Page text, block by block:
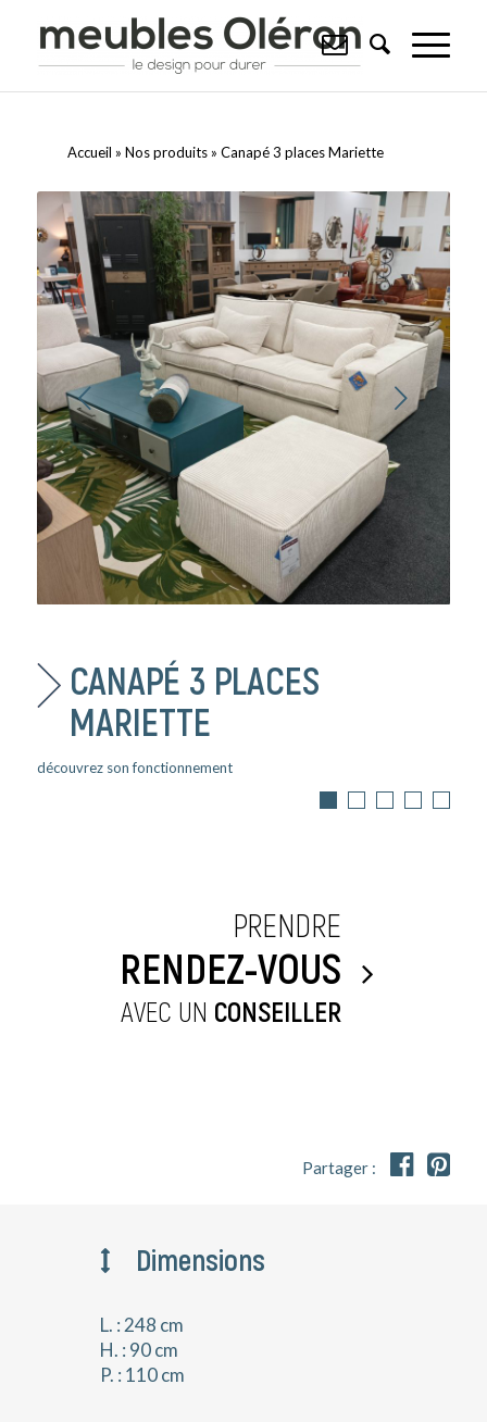
Accueil »Nos produits »Canapé 3 places Mariette
Suivant
CANAPÉ 3 PLACES
MARIETTE
découvrez son fonctionnement
PRENDRE
RENDEZ-VOUS
AVEC UN CONSEILLER
Partager :  
Dimensions
L. : 248 cm
H. : 90 cm
P. : 110 cm